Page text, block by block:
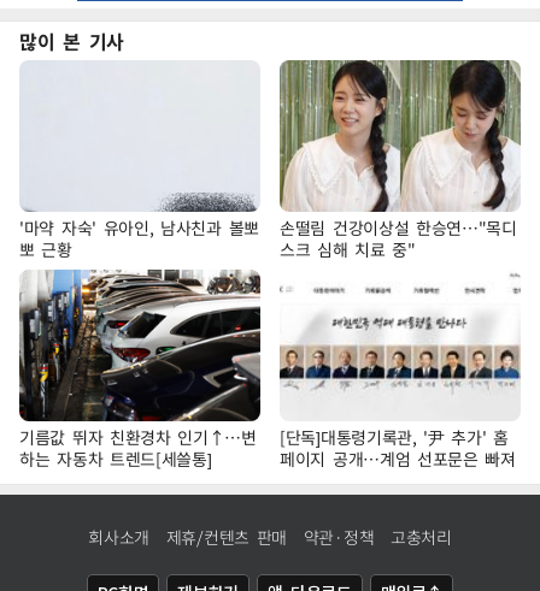
많이 본 기사
'마약 자숙' 유아인, 남사친과 볼뽀
뽀 근황
손떨림 건강이상설 한승연…"목디
스크 심해 치료 중"
기름값 뛰자 친환경차 인기↑…변
하는 자동차 트렌드[세쓸통]
[단독]대통령기록관, '尹 추가' 홈
페이지 공개…계엄 선포문은 빠져
회사소개 제휴/컨텐츠 판매 약관·정책 고충처리